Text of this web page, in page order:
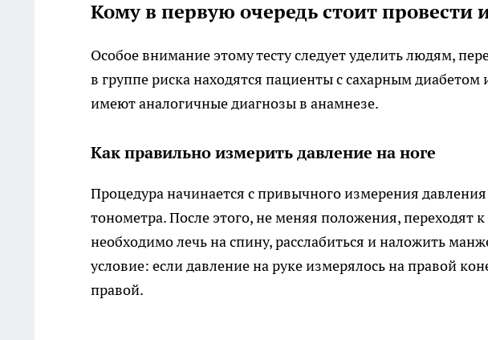
Кому в первую очередь стоит провести
Особое внимание этому тесту следует уделить людям,
в группе риска находятся пациенты с сахарным диабетом
имеют аналогичные диагнозы в анамнезе.
Как правильно измерить давление на ноге
Процедура начинается с привычного измерения
тонометра. После этого, не меняя положения, переходят
необходимо лечь на спину, расслабиться и наложить
условие: если давление на руке измерялось на правой
правой.